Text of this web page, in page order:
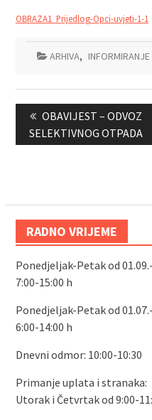
OBRAZA1_Prijedlog-Opci-uvjeti-1-1
ARHIVA,
Navigacija
objavaPrevious
post:
OBAVIJEST – ODVOZ
SELEKTIVNOG OTPADA
RADNO VRIJEME
Ponedjeljak-Petak od
7:00-15:00 h
Ponedjeljak-Petak od
6:00-14:00 h
Dnevni odmor: 10:00-10:30
Primanje uplata i stranaka:
Utorak i Četvrtak od 9:00-